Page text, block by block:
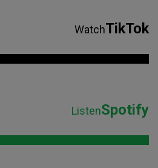
WatchTikTok
ListenSpotify